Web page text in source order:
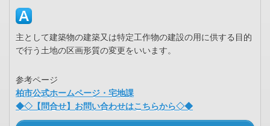
主として建築物の建築又は特定工作物の建設の用に供する目的
で行う土地の区画形質の変更をいいます。
参考ページ
柏市公式ホームページ・宅地課
◆◇【問合せ】お問い合わせはこちらから◇◆